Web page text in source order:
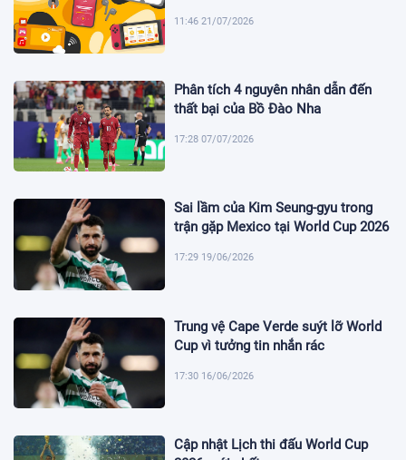
11:46 21/07/2026
Phân tích 4 nguyên nhân dẫn đến
thất bại của Bồ Đào Nha
17:28 07/07/2026
Sai lầm của Kim Seung-gyu trong
trận gặp Mexico tại World Cup 2026
17:29 19/06/2026
Trung vệ Cape Verde suýt lỡ World
Cup vì tưởng tin nhắn rác
17:30 16/06/2026
Cập nhật Lịch thi đấu World Cup